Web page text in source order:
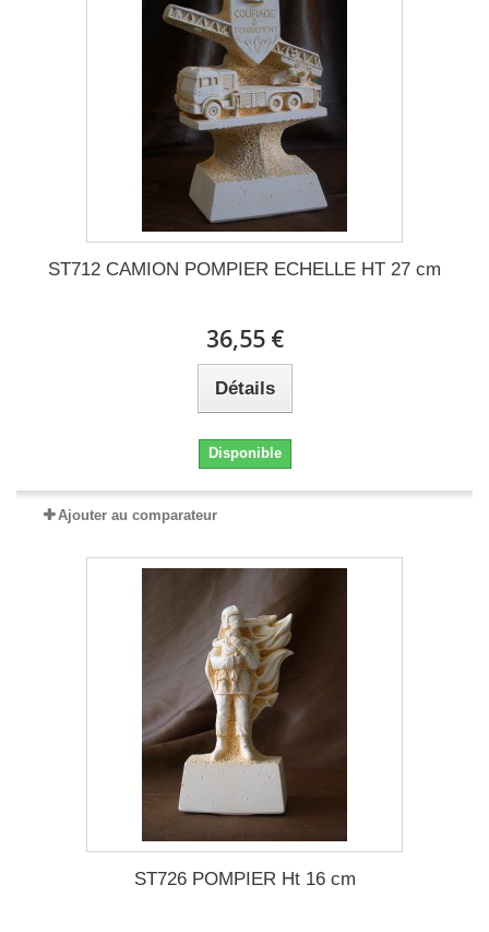
ST712 CAMION POMPIER ECHELLE HT 27 cm
36,55 €
Détails
Disponible
Ajouter au comparateur
ST726 POMPIER Ht 16 cm